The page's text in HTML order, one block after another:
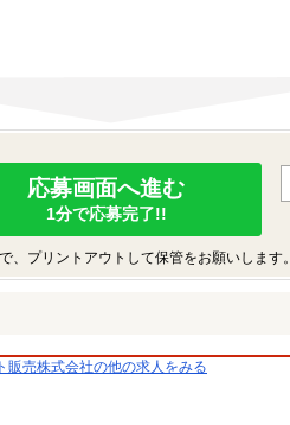
応募画面へ進む
1分で応募完了!!
プリントアウトして保管をお願いします。
販売株式会社の他の求人をみる